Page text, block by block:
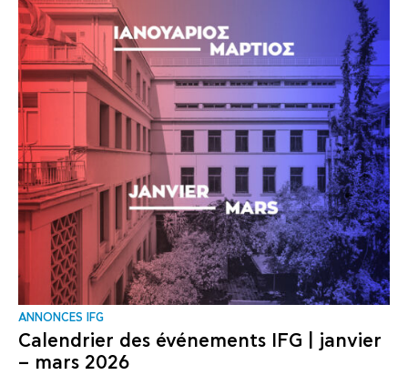
ANNONCES IFG
Calendrier des événements IFG | janvier
– mars 2026